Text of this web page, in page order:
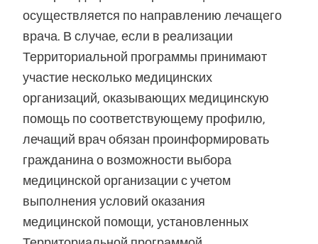
осуществляется по направлению лечащего
врача. В случае, если в реализации
Территориальной программы принимают
участие несколько медицинских
организаций, оказывающих медицинскую
помощь по соответствующему профилю,
лечащий врач обязан проинформировать
гражданина о возможности выбора
медицинской организации с учетом
выполнения условий оказания
медицинской помощи, установленных